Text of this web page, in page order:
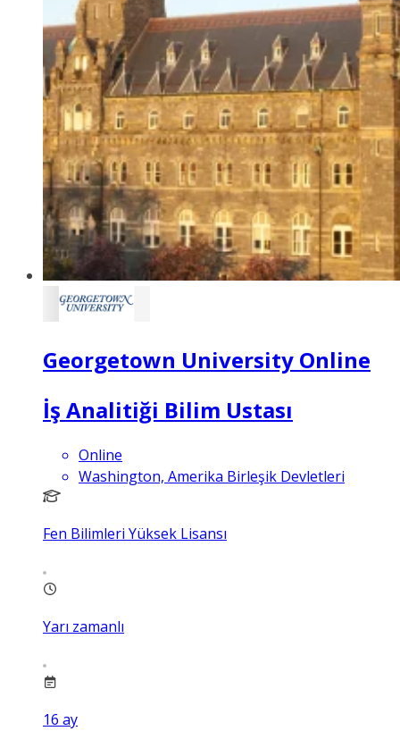
Georgetown University Online
İş Analitiği Bilim Ustası
Online
Washington, Amerika Birleşik Devletleri
Fen Bilimleri Yüksek Lisansı
Yarı zamanlı
16 ay